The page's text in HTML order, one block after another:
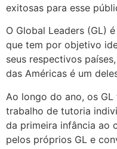
exitosas para esse
O Global Leaders (GL)
que tem por objetivo
seus respectivos
das Américas é um
Ao longo do ano, os
trabalho de tutoria
da primeira infância ao
pelos próprios GL e